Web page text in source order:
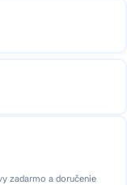
zadarmo a doručenie